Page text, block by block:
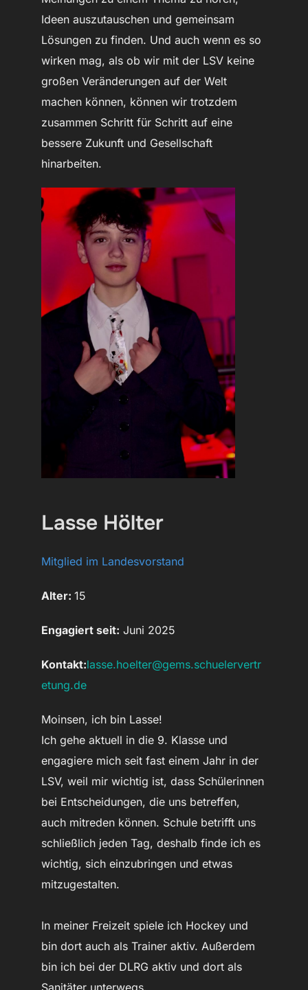
Ideen auszutauschen und gemeinsam
Lösungen zu finden. Und auch wenn es so
wirken mag, als ob wir mit der LSV keine
großen Veränderungen auf der Welt
machen können, können wir trotzdem
zusammen Schritt für Schritt auf eine
bessere Zukunft und Gesellschaft
hinarbeiten.
Lasse Hölter
Mitglied im Landesvorstand
Alter: 15
Engagiert seit: Juni 2025
Kontakt:lasse.hoelter@gems.schuelervertr
etung.de
Moinsen, ich bin Lasse!
Ich gehe aktuell in die 9. Klasse und
engagiere mich seit fast einem Jahr in der
LSV, weil mir wichtig ist, dass Schülerinnen
bei Entscheidungen, die uns betreffen,
auch mitreden können. Schule betrifft uns
schließlich jeden Tag, deshalb finde ich es
wichtig, sich einzubringen und etwas
mitzugestalten.
In meiner Freizeit spiele ich Hockey und
bin dort auch als Trainer aktiv. Außerdem
bin ich bei der DLRG aktiv und dort als
Sanitäter unterwegs.